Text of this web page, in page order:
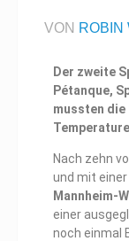
VON ROBIN
Der zweite
Pétanque,
mussten die
Nach zehn
und mit
Mannheim-
einer
noch einmal